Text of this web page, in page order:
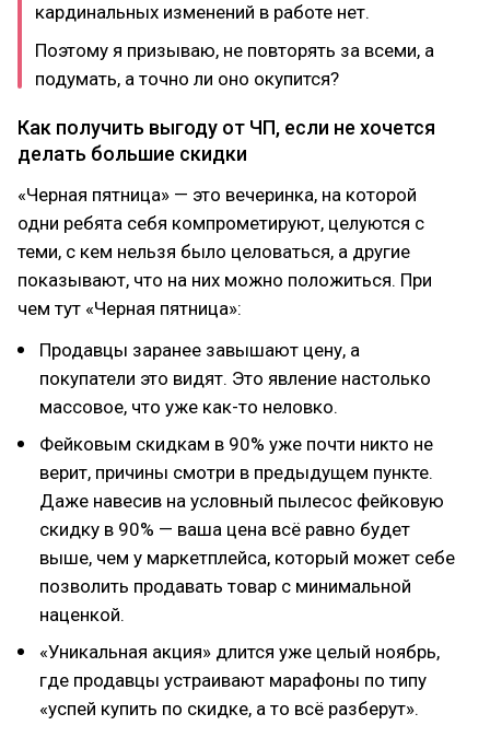
кардинальных изменений в работе нет.
Поэтому я призываю, не повторять за всеми, а
подумать, а точно ли оно окупится?
Как получить выгоду от ЧП, если не хочется
делать большие скидки
«Черная пятница» — это вечеринка, на которой
одни ребята себя компрометируют, целуются с
теми, с кем нельзя было целоваться, а другие
показывают, что на них можно положиться. При
чем тут «Черная пятница»:
Продавцы заранее завышают цену, а
покупатели это видят. Это явление настолько
массовое, что уже как-то неловко.
Фейковым скидкам в 90% уже почти никто не
верит, причины смотри в предыдущем пункте.
Даже навесив на условный пылесос фейковую
скидку в 90% — ваша цена всё равно будет
выше, чем у маркетплейса, который может себе
позволить продавать товар с минимальной
наценкой.
«Уникальная акция» длится уже целый ноябрь,
где продавцы устраивают марафоны по типу
«успей купить по скидке, а то всё разберут».